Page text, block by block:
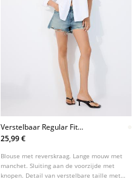
Verstelbaar Regular Fit
Popeline Overhemd
25,99 €
Blouse met reverskraag. Lange mouw met
manchet. Sluiting aan de voorzijde met
knopen. Detail van verstelbare taille met